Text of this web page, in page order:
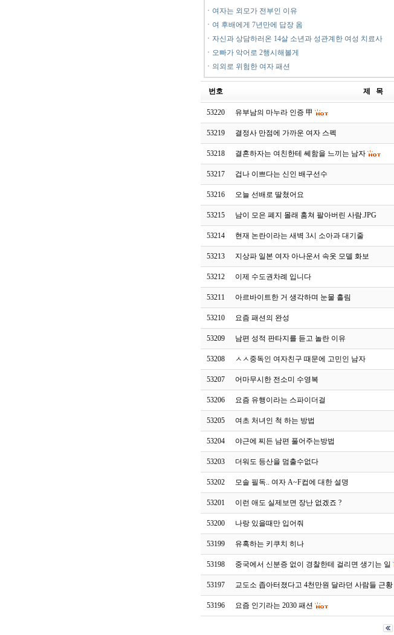
ㆍ 여자는 외모가 전부인 이유
ㆍ 여 후배에게 7년만에 답장 옴
ㆍ 자신과 상담하러온 14살 소년과 성관계한 여성 치료사
ㆍ 오빠가 악어로 2행시해볼게
ㆍ 의외로 위험한 여자 패션
번호 제 목
53220 유부남의 마누라 인증 甲
53219 결정사 만점에 가까운 여자 스펙
53218 결혼하자는 여친한테 쎄함을 느끼는 남자
53217 겁나 이쁘다는 신인 배구선수
53216 오늘 선배로 딸쳤어요
53215 남이 모은 폐지 몰래 훔쳐 팔아버린 사람.JPG
53214 현재 논란이라는 새벽 3시 소아과 대기줄
53213 지상파 일본 여자 아나운서 속옷 모델 화보
53212 이제 수도권차례 입니다
53211 아르바이트한 거 생각하며 눈물 흘림
53210 요즘 패션의 완성
53209 남편 성적 판타지를 듣고 놀란 이유
53208 ㅅㅅ중독인 여자친구 때문에 고민인 남자
53207 어마무시한 전소미 수영복
53206 요즘 유행이라는 스파이더걸
53205 여초 처녀인 척 하는 방법
53204 야근에 찌든 남편 풀어주는방법
53203 더워도 등산을 멈출수없다
53202 모솔 필독.. 여자 A~F컵에 대한 설명
53201 이런 애도 실제보면 장난 없겠죠 ?
53200 나랑 있을때만 입어줘
53199 유혹하는 키쿠치 히나
53198 중국에서 신분증 없이 경찰한테 걸리면 생기는 일
53197 교도소 좁아터졌다고 4천만원 달라던 사람들 근황
53196 요즘 인기라는 2030 패션